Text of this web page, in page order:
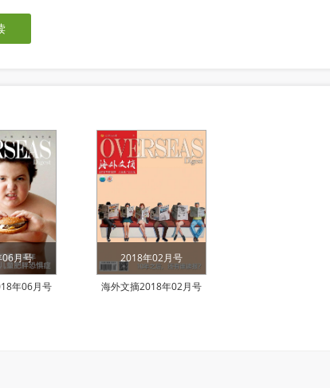
月号
年06月号
2018年02月号
海外文摘2018年02月号